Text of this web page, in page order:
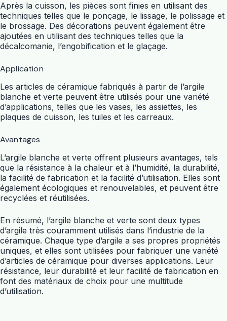
Après la cuisson, les pièces sont finies en utilisant des
techniques telles que le ponçage, le lissage, le polissage et
le brossage. Des décorations peuvent également être
ajoutées en utilisant des techniques telles que la
décalcomanie, l’engobification et le glaçage.
Application
Les articles de céramique fabriqués à partir de l’argile
blanche et verte peuvent être utilisés pour une variété
d’applications, telles que les vases, les assiettes, les
plaques de cuisson, les tuiles et les carreaux.
Avantages
L’argile blanche et verte offrent plusieurs avantages, tels
que la résistance à la chaleur et à l’humidité, la durabilité,
la facilité de fabrication et la facilité d’utilisation. Elles sont
également écologiques et renouvelables, et peuvent être
recyclées et réutilisées.
En résumé, l’argile blanche et verte sont deux types
d’argile très couramment utilisés dans l’industrie de la
céramique. Chaque type d’argile a ses propres propriétés
uniques, et elles sont utilisées pour fabriquer une variété
d’articles de céramique pour diverses applications. Leur
résistance, leur durabilité et leur facilité de fabrication en
font des matériaux de choix pour une multitude
d’utilisation.